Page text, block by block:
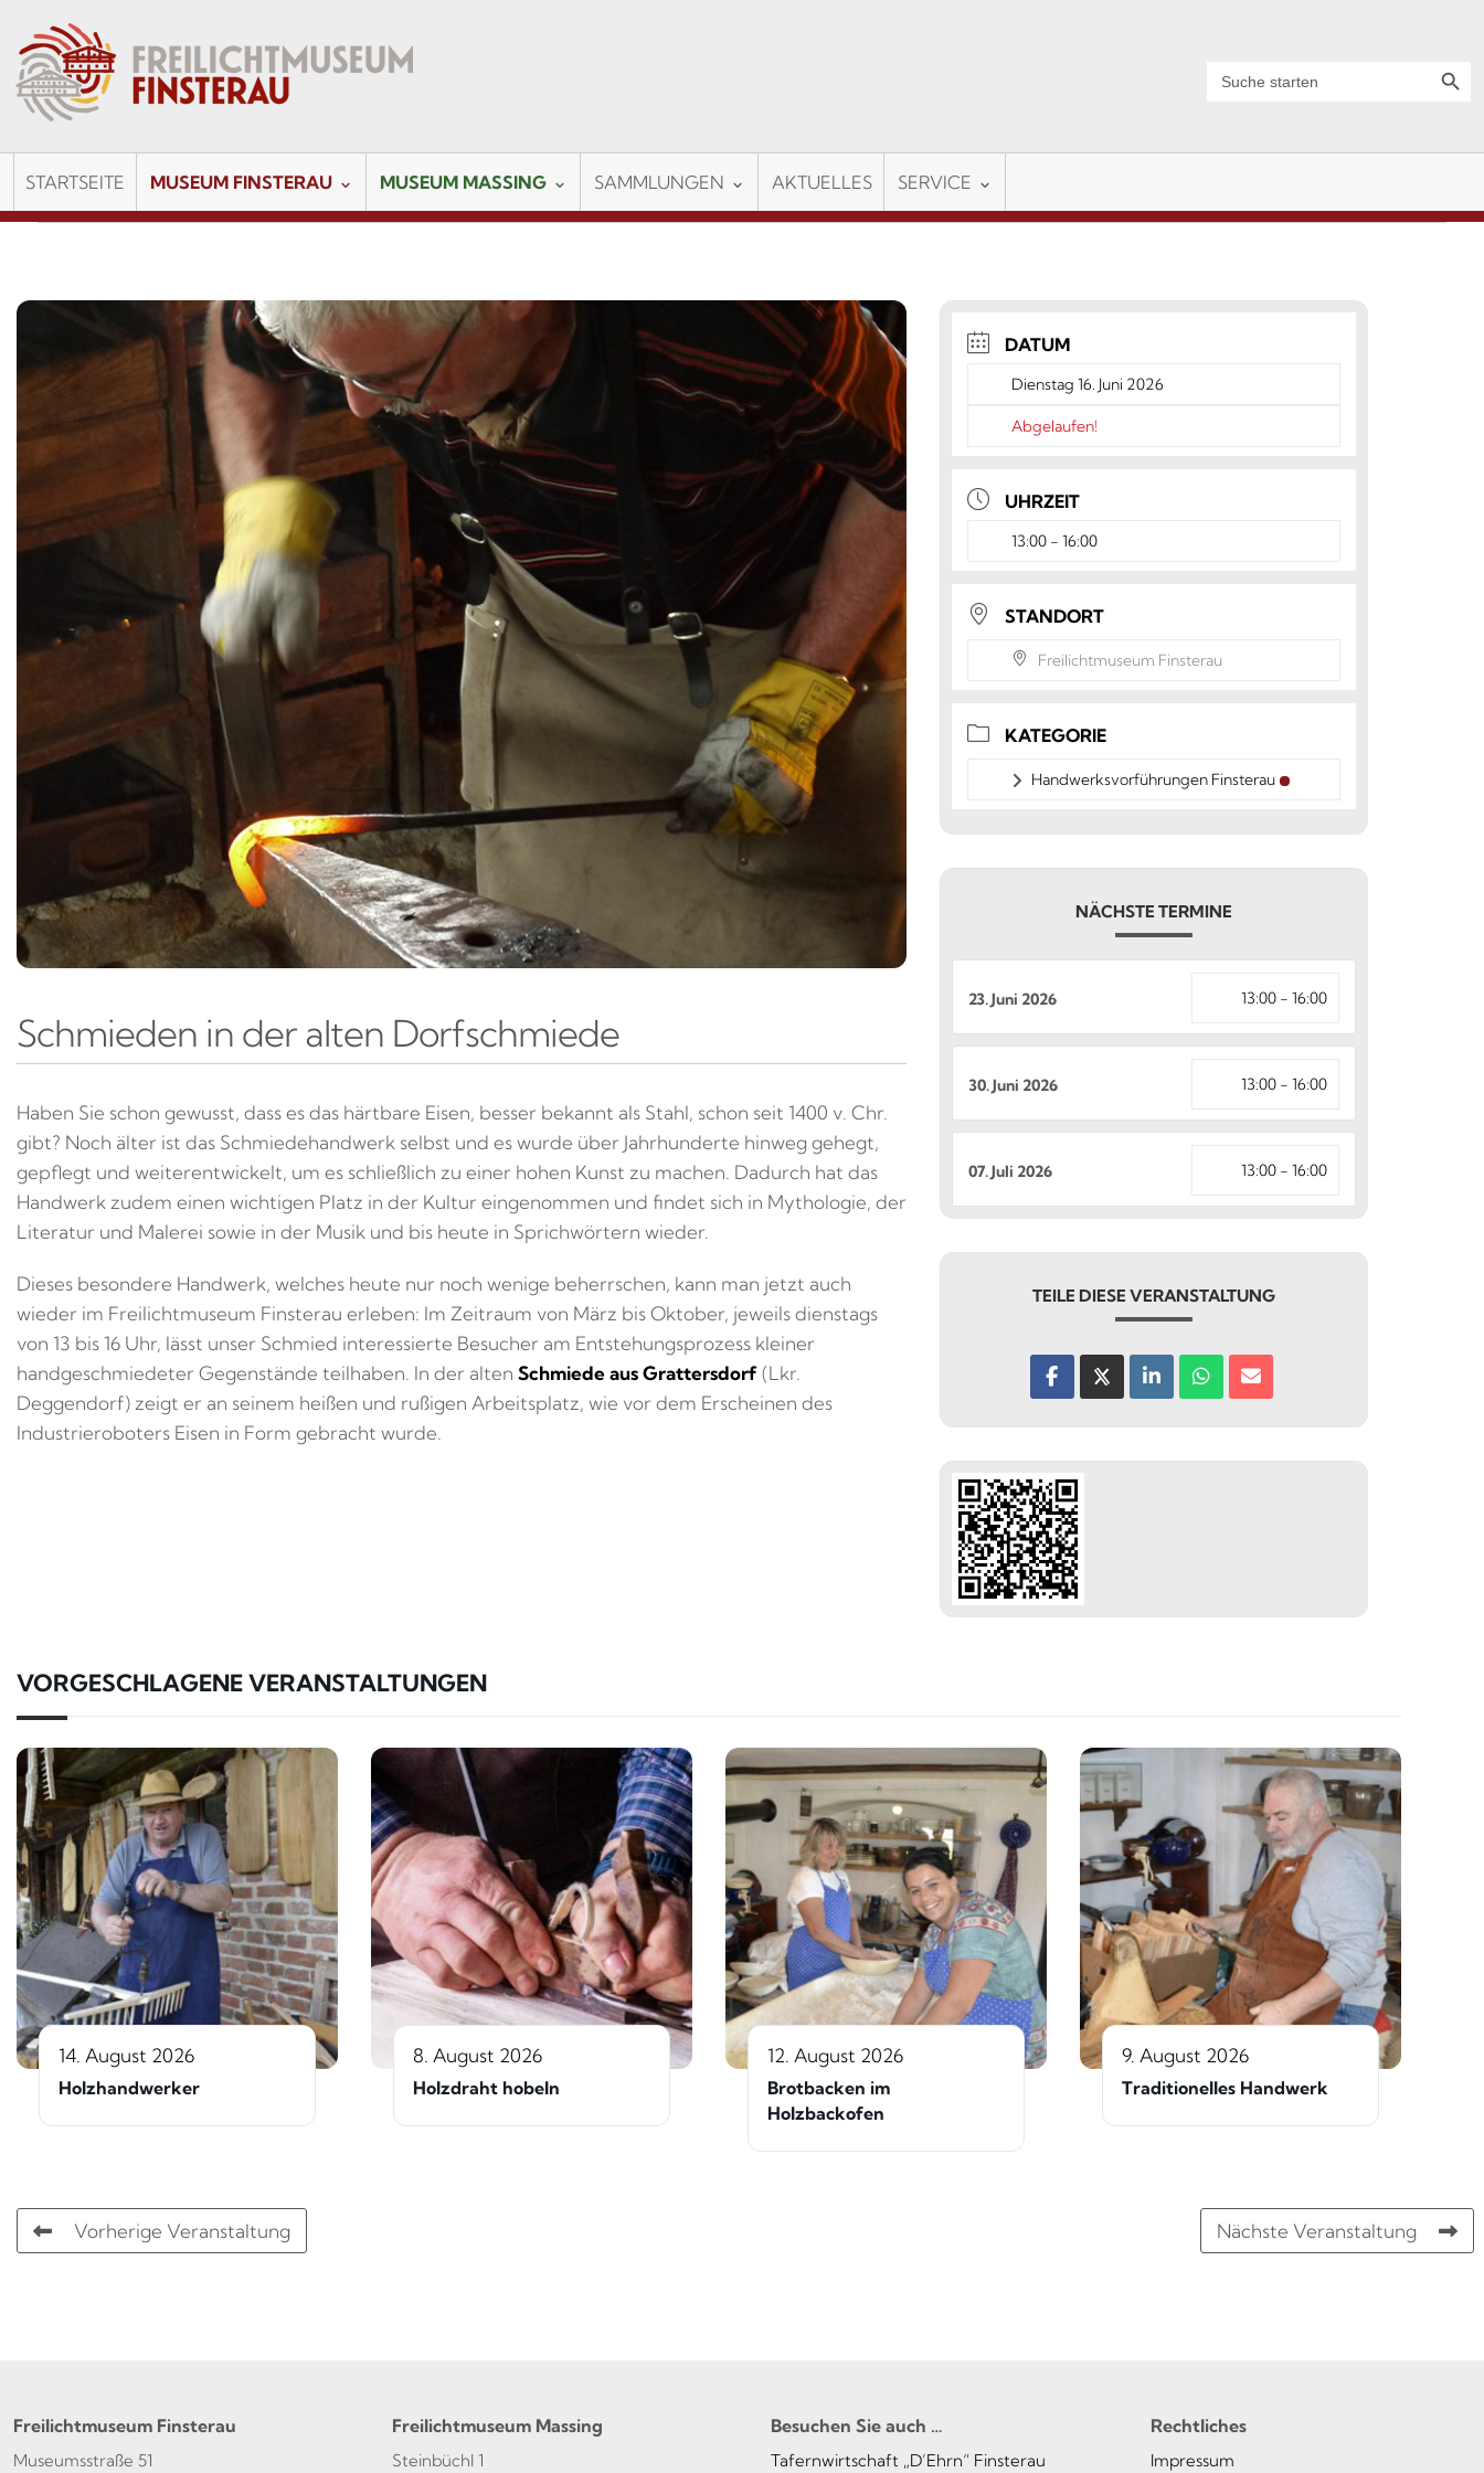
for:
STARTSEITE MUSEUM FINSTERAU MUSEUM MASSING SAMMLUNGEN AKTUELLES SERVICE
Schmieden in der alten Dorfschmiede
Haben Sie schon gewusst, dass es das härtbare Eisen, besser bekannt als Stahl, schon seit 1400 v. Chr.
gibt? Noch älter ist das Schmiedehandwerk selbst und es wurde über Jahrhunderte hinweg gehegt,
gepflegt und weiterentwickelt, um es schließlich zu einer hohen Kunst zu machen. Dadurch hat das
Handwerk zudem einen wichtigen Platz in der Kultur eingenommen und findet sich in Mythologie, der
Literatur und Malerei sowie in der Musik und bis heute in Sprichwörtern wieder.
Dieses besondere Handwerk, welches heute nur noch wenige beherrschen, kann man jetzt auch
wieder im Freilichtmuseum Finsterau erleben: Im Zeitraum von März bis Oktober, jeweils dienstags
von 13 bis 16 Uhr, lässt unser Schmied interessierte Besucher am Entstehungsprozess kleiner
handgeschmiedeter Gegenstände teilhaben. In der alten Schmiede aus Grattersdorf(Lkr.
Deggendorf) zeigt er an seinem heißen und rußigen Arbeitsplatz, wie vor dem Erscheinen des
Industrieroboters Eisen in Form gebracht wurde.
DATUM
Dienstag 16. Juni 2026
Abgelaufen!
UHRZEIT
13:00 - 16:00
STANDORT
Freilichtmuseum Finsterau
KATEGORIE
Handwerksvorführungen Finsterau
NÄCHSTE TERMINE
23. Juni 2026 13:00 - 16:00
30. Juni 2026 13:00 - 16:00
07. Juli 2026 13:00 - 16:00
TEILE DIESE VERANSTALTUNG
VORGESCHLAGENE VERANSTALTUNGEN
14. August 2026
Holzhandwerker
8. August 2026
Holzdraht hobeln
12. August 2026
Brotbacken im
Holzbackofen
9. August 2026
Traditionelles Handwerk
Vorherige Veranstaltung Nächste Veranstaltung
Freilichtmuseum Finsterau
Museumsstraße 51
Freilichtmuseum Massing
Steinbüchl 1
Besuchen Sie auch …
Tafernwirtschaft „D’Ehrn“ Finsterau
Rechtliches
Impressum